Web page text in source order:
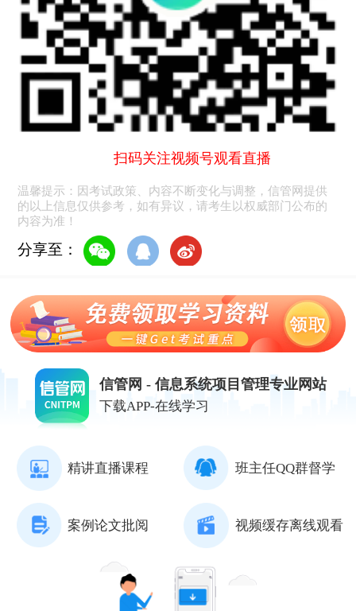
扫码关注视频号观看直播
温馨提示：因考试政策、内容不断变化与调整，信管网提供
的以上信息仅供参考，如有异议，请考生以权威部门公布的
内容为准！
分享至：
信管网 - 信息系统项目管理专业网站
下载APP-在线学习
精讲直播课程 班主任QQ群督学
案例论文批阅 视频缓存离线观看